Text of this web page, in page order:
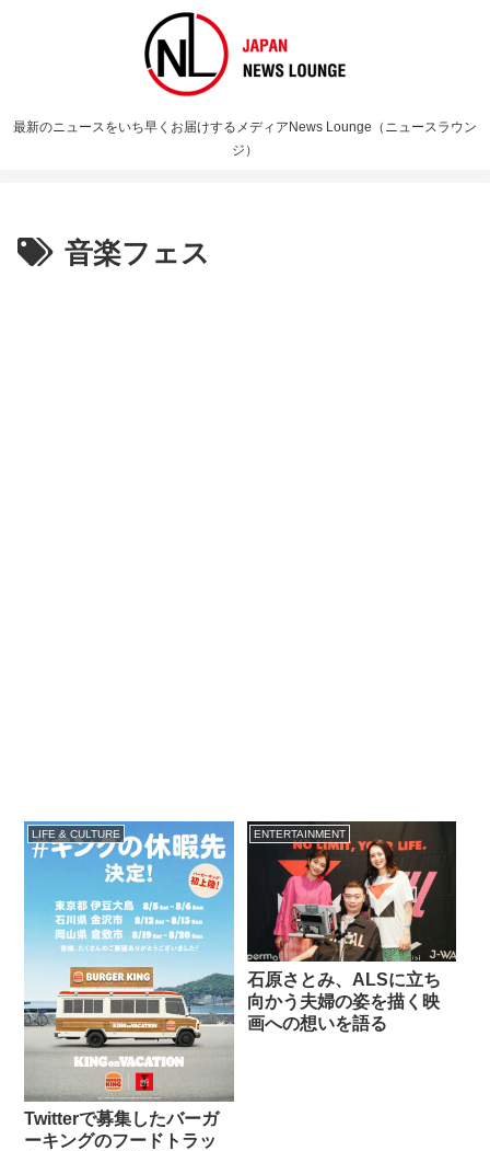
最新のニュースをいち早くお届けするメディアNews Lounge（ニュースラウン
ジ）
音楽フェス
LIFE & CULTURE
Twitterで募集したバーガ
ーキングのフードトラッ
ENTERTAINMENT
石原さとみ、ALSに立ち
向かう夫婦の姿を描く映
画への想いを語る